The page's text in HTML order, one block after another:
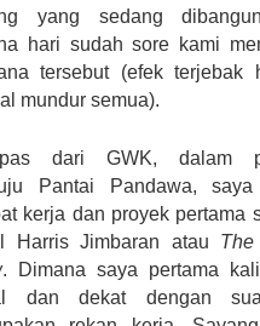
yang sedang
hari sudah sore kami
tersebut (efek terjebak
mundur semua).
dari GWK, dalam
Pantai Pandawa, saya
kerja dan proyek pertama
Harris Jimbaran atau
. Dimana saya pertama
dan dekat dengan